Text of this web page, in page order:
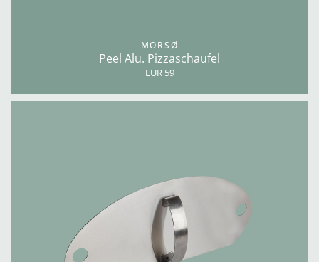
MORSØ
Peel Alu. Pizzaschaufel
EUR 59